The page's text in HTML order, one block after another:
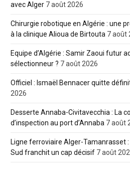
avec Alger 7 août 2026
Chirurgie robotique en Algérie : une
à la clinique Alioua de Birtouta 7 août
Equipe d’Algérie : Samir Zaoui futur
sélectionneur ? 7 août 2026
Officiel : Ismaël Bennacer quitte
2026
Desserte Annaba-Civitavecchia : La
d’inspection au port d’Annaba 7 août
Ligne ferroviaire Alger-Tamanrasset
Sud franchit un cap décisif 7 août